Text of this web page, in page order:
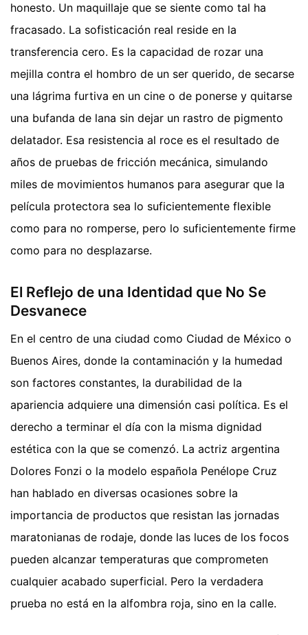
honesto. Un maquillaje que se siente como tal ha
fracasado. La sofisticación real reside en la
transferencia cero. Es la capacidad de rozar una
mejilla contra el hombro de un ser querido, de secarse
una lágrima furtiva en un cine o de ponerse y quitarse
una bufanda de lana sin dejar un rastro de pigmento
delatador. Esa resistencia al roce es el resultado de
años de pruebas de fricción mecánica, simulando
miles de movimientos humanos para asegurar que la
película protectora sea lo suficientemente flexible
como para no romperse, pero lo suficientemente firme
como para no desplazarse.
El Reflejo de una Identidad que No Se
Desvanece
En el centro de una ciudad como Ciudad de México o
Buenos Aires, donde la contaminación y la humedad
son factores constantes, la durabilidad de la
apariencia adquiere una dimensión casi política. Es el
derecho a terminar el día con la misma dignidad
estética con la que se comenzó. La actriz argentina
Dolores Fonzi o la modelo española Penélope Cruz
han hablado en diversas ocasiones sobre la
importancia de productos que resistan las jornadas
maratonianas de rodaje, donde las luces de los focos
pueden alcanzar temperaturas que comprometen
cualquier acabado superficial. Pero la verdadera
prueba no está en la alfombra roja, sino en la calle.